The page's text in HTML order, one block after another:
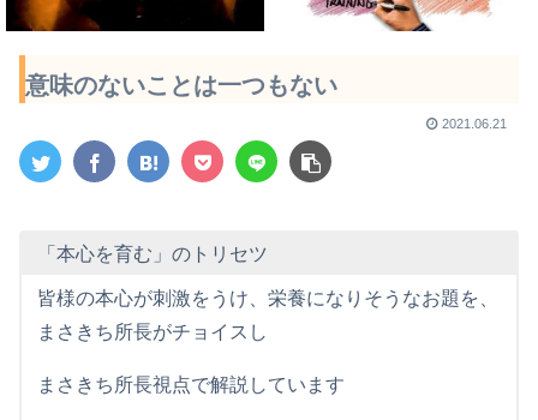
意味のないことは一つもない
2021.06.21
「本心を育む」のトリセツ
皆様の本心が刺激をうけ、栄養になりそうなお題を、
まさきち所長がチョイスし
まさきち所長視点で解説しています